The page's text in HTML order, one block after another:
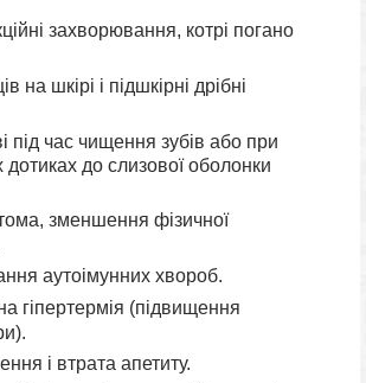
захворювання, котрі погано
на шкірі і підшкірні дрібні
під час чищення зубів або при
до слизової оболонки
зменшення фізичної
аутоімунних хвороб.
гіпертермія (підвищення
і втрата апетиту.